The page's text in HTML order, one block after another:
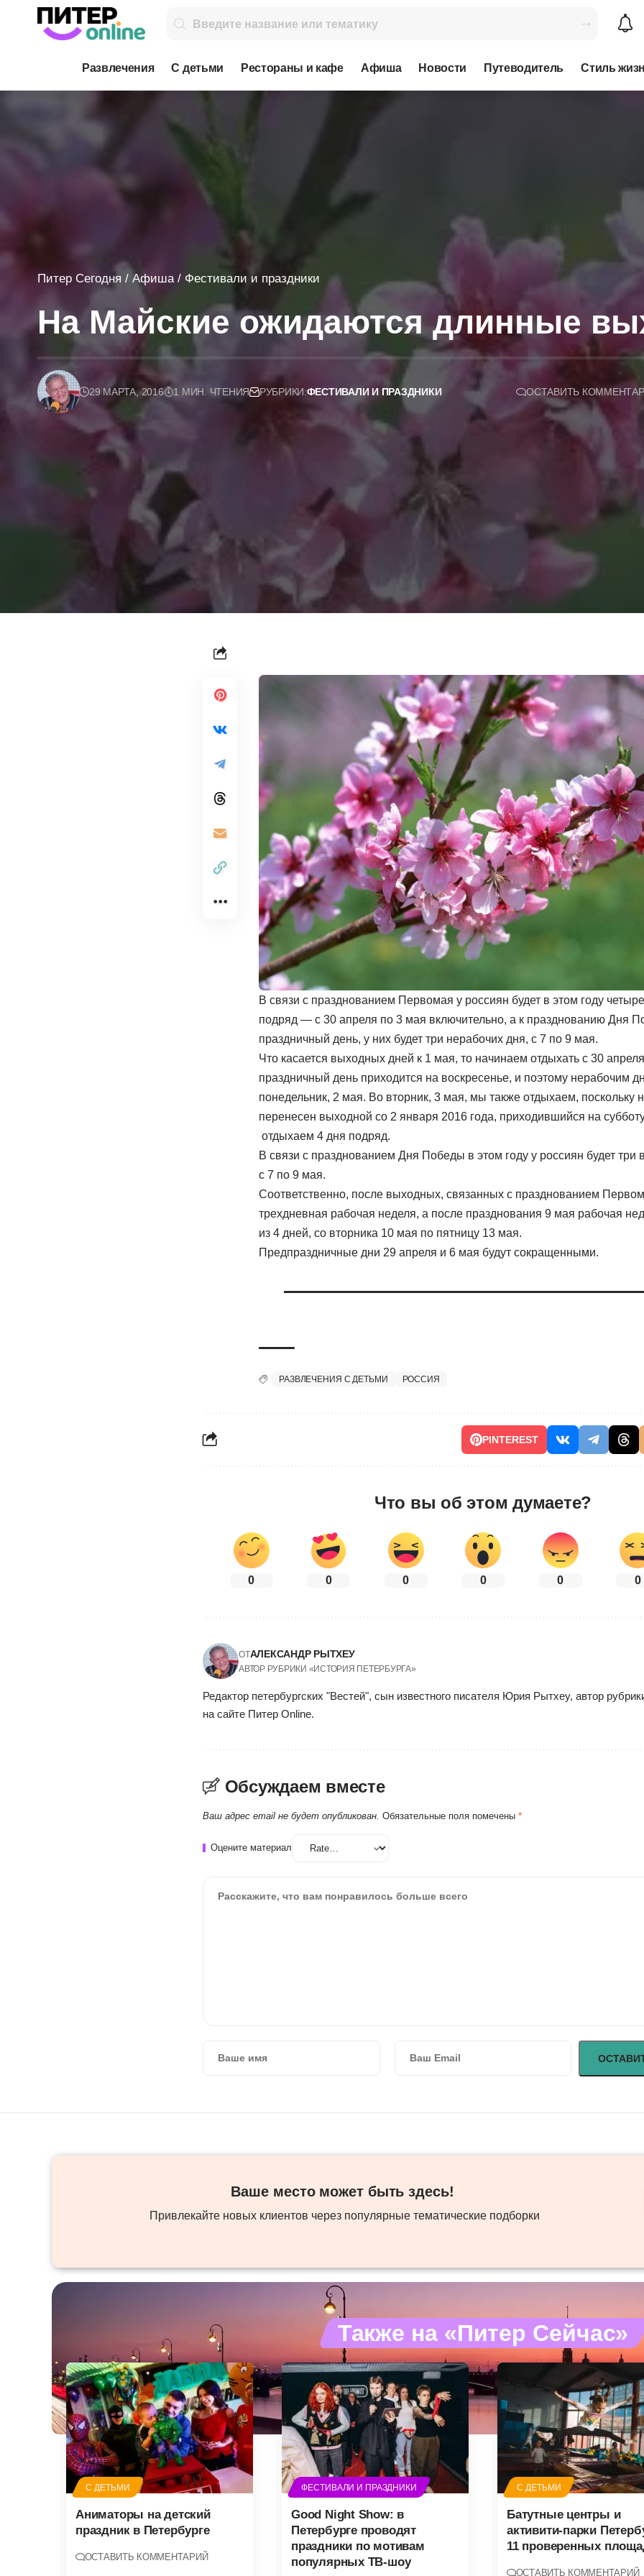
Развлечения С детьми Рестораны и кафе Афиша Новости Путеводитель Стиль
Питер Сегодня / Афиша/ Фестивали и праздники
На Майские ожидаются длинные
29 МАРТА, 2016 1 МИН. ЧТЕНИЯ РУБРИКИ:ФЕСТИВАЛИ И ПРАЗДНИКИ ОСТАВИТЬ
В связи с празднованием Первомая у россиян будет в этом году
подряд — с 30 апреля по 3 мая включительно, а к празднованию Дня
праздничный день, у них будет три нерабочих дня, с 7 по 9 мая.
Что касается выходных дней к 1 мая, то начинаем отдыхать с 30
праздничный день приходится на воскресенье, и поэтому нерабочим
понедельник, 2 мая. Во вторник, 3 мая, мы также отдыхаем, поскольку
перенесен выходной со 2 января 2016 года, приходившийся на
отдыхаем 4 дня подряд.
В связи с празднованием Дня Победы в этом году у россиян будет
с 7 по 9 мая.
Соответственно, после выходных, связанных с празднованием
трехдневная рабочая неделя, а после празднования 9 мая рабочая
из 4 дней, со вторника 10 мая по пятницу 13 мая.
Предпраздничные дни 29 апреля и 6 мая будут сокращенными.
РАЗВЛЕЧЕНИЯ С ДЕТЬМИ РОССИЯ
PINTEREST
Что вы об этом думаете?
0 0 0 0 0 0
ОТАЛЕКСАНДР РЫТХЕУ
АВТОР РУБРИКИ «ИСТОРИЯ ПЕТЕРБУРГА»
Редактор петербургских "Вестей", сын известного писателя Юрия Рытхеу, автор
на сайте Питер Online.
Обсуждаем вместе
Ваш адрес email не будет опубликован. Обязательные поля помечены *
Оцените материал
Ваше место может быть здесь! ​
Привлекайте новых клиентов через популярные тематические подборки
Также на «Питер Сейчас»
С ДЕТЬМИ
Аниматоры на детский
праздник в Петербурге
ОСТАВИТЬ КОММЕНТАРИЙ
ФЕСТИВАЛИ И ПРАЗДНИКИ
Good Night Show: в
Петербурге проводят
праздники по мотивам
популярных ТВ-шоу
С ДЕТЬМИ
Батутные центры и
активити-парки
11 проверенных
ОСТАВИТЬ КОММЕНТАРИЙ